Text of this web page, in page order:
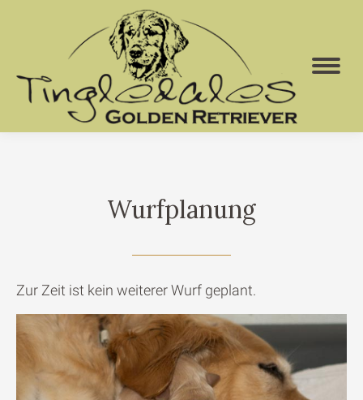
Wurfplanung
Zur Zeit ist kein weiterer Wurf geplant.